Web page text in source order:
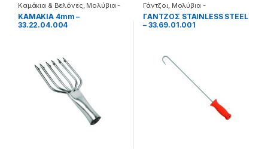
Καμάκια & Βελόνες, Μολύβια -
Μαλαγρωτές
ΚΑΜΑΚΙΑ 4mm –
33.22.04.004
Γάντζοι, Μολύβια -
Μαλαγρωτές
ΓΑΝΤΖΟΣ STAINLESS STEEL
– 33.69.01.001